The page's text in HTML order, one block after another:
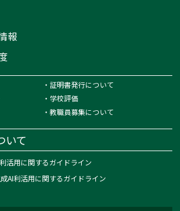
報
・ 証明書発行について
・ 学校評価
・ 教職員募集について
いて
活用に関するガイドライン
AI利活用に関するガイドライン